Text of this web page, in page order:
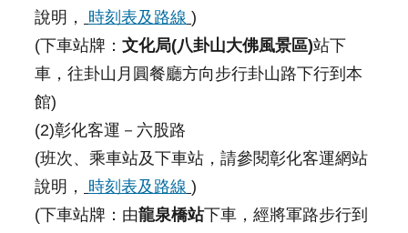
說明，
時刻表及路線 )
(下車站牌： 文化局(八卦山大佛風景區)站下
車，往卦山月圓餐廳方向步行卦山路下行到本
館)
(2)彰化客運－六股路
(班次、乘車站及下車站，請參閱彰化客運網站
說明，
時刻表及路線 )
(下車站牌：由龍泉橋站下車，經將軍路步行到